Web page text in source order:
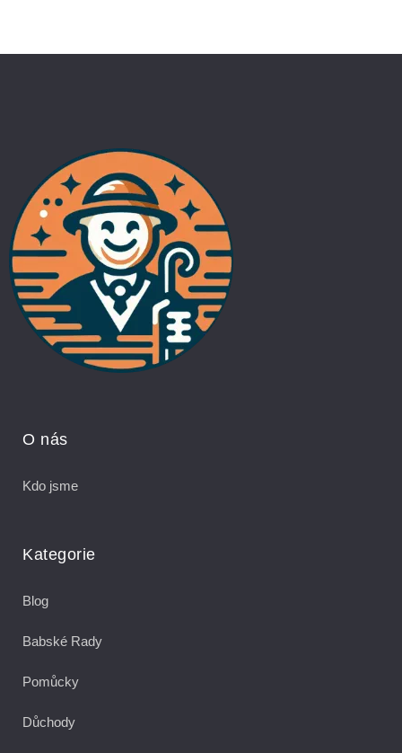
O nás
Kdo jsme
Kategorie
Blog
Babské Rady
Pomůcky
Důchody